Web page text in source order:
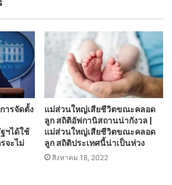
ารจัดตั้ง
ฯได้ใช้
จะไม่
แม่ส่วนใหญ่เสียชีวิตขณะคลอด
ลูก สถิติอัฟกานิสถานน่ากังวล |
แม่ส่วนใหญ่เสียชีวิตขณะคลอด
ลูก สถิติประเทศนี้น่าเป็นห่วง
สิงหาคม 18, 2022